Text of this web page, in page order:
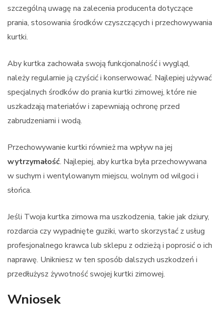
szczególną uwagę na zalecenia producenta dotyczące
prania, stosowania środków czyszczących i przechowywania
kurtki.
Aby kurtka zachowała swoją funkcjonalność i wygląd,
należy regularnie ją czyścić i konserwować. Najlepiej używać
specjalnych środków do prania kurtki zimowej, które nie
uszkadzają materiałów i zapewniają ochronę przed
zabrudzeniami i wodą.
Przechowywanie kurtki również ma wpływ na jej
wytrzymałość. Najlepiej, aby kurtka była przechowywana
w suchym i wentylowanym miejscu, wolnym od wilgoci i
słońca.
Jeśli Twoja kurtka zimowa ma uszkodzenia, takie jak dziury,
rozdarcia czy wypadnięte guziki, warto skorzystać z usług
profesjonalnego krawca lub sklepu z odzieżą i poprosić o ich
naprawę. Unikniesz w ten sposób dalszych uszkodzeń i
przedłużysz żywotność swojej kurtki zimowej.
Wniosek